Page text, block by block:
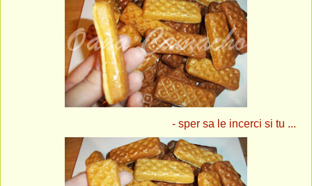
- sper sa le incerci si tu ...